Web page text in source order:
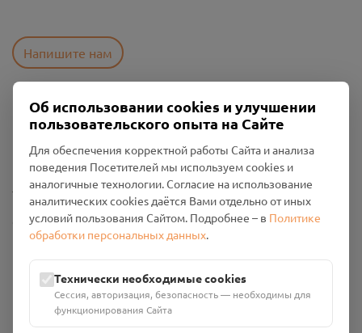
Напишите нам
Пользовательское соглашение
Политика конфиденциальности
Промо-материалы
Настройки cookies
Общество с ограниченной ответственностью «Смоленский
Проект Помним»
ИНН: 6700029207 ОГРН: 1256700001986
Юридический адрес: 216790, Смоленская область, р-н
Руднянский, г. Рудня, улица Западная, д. 26А, пом. 18
Номер счёта: 40702810901130004287 в АО "АЛЬФА-БАНК"
Кор. счёт: 30101810200000000593
Об использовании cookies и улучшении
пользовательского опыта на Сайте
Для обеспечения корректной работы Сайта и анализа
поведения Посетителей мы используем cookies и
аналогичные технологии. Согласие на использование
аналитических cookies даётся Вами отдельно от иных
условий пользования Сайтом. Подробнее – в Политике
обработки персональных данных.
Технически необходимые cookies
Сессия, авторизация, безопасность — необходимы для
функционирования Сайта